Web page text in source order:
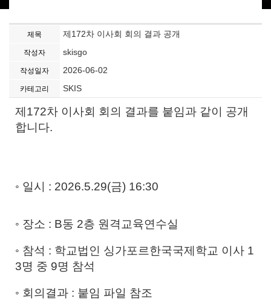
제목 제172차 이사회 회의 결과 공개
작성자 skisgo
작성일자 2026-06-02
카테고리 SKIS
제172차 이사회 회의 결과를 붙임과 같이 공개
합니다.
◦ 일시 : 2026.5.29(금) 16:30
◦ 장소 : B동 2층 원격교육연수실
◦ 참석 : 학교법인 싱가포르한국국제학교 이사 1
3명 중 9명 참석
◦ 회의결과 : 붙임 파일 참조